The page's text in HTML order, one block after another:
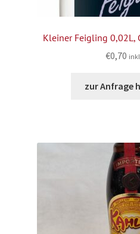
Kleiner Feigling 0,02L,
€0,70
zur Anfrage